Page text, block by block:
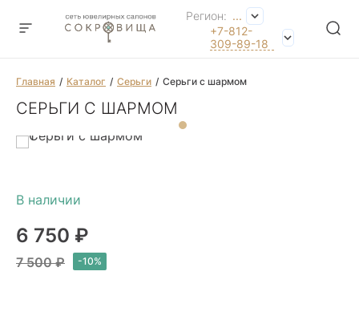
Регион: ...
+7-812-
309-89-18
Главная Каталог Серьги Серьги с шармом
СЕРЬГИ С ШАРМОМ
6 750 ₽
7 500 ₽